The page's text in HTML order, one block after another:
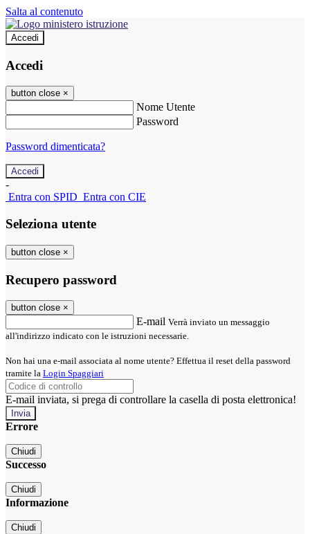
Salta al contenuto
Accedi
Accedi
button close ×
Nome Utente
Password
Password dimenticata?
-
Entra con SPID Entra con CIE
Seleziona utente
button close ×
Recupero password
button close ×
E-mail Verrà inviato un messaggio
all'indirizzo indicato con le istruzioni necessarie.
Non hai una e-mail associata al nome utente? Effettua il reset della password
tramite la Login Spaggiari
E-mail inviata, si prega di controllare la casella di posta elettronica!
Errore
Chiudi
Successo
Chiudi
Informazione
Chiudi